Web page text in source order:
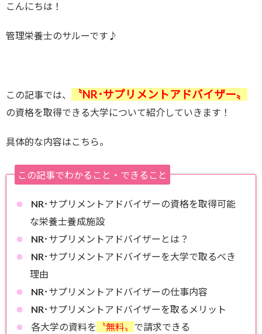
こんにちは！
管理栄養士のサルーです♪
この記事では、 〝NR･サプリメントアドバイザー〟
の資格を取得できる大学について紹介していきます！
具体的な内容はこちら。
この記事でわかること・できること
NR･サプリメントアドバイザーの資格を取得可能
な栄養士養成施設
NR･サプリメントアドバイザーとは？
NR･サプリメントアドバイザーを大学で取るべき
理由
NR･サプリメントアドバイザーの仕事内容
NR･サプリメントアドバイザーを取るメリット
各大学の資料を 〝無料〟 で請求できる